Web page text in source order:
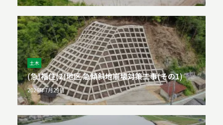
土木
(急)福住(2)地区 急傾斜地崩壊対策工事(その1)
2026年7月29日